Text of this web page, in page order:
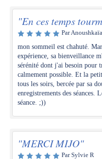
"En ces temps
Par Anoushkaïa
mon sommeil est chahuté.
expérience, sa bienveillance
sérénité dont j'ai besoin pour
calmement possible. Et la
tous les soirs, bercée par sa
enregistrements des séances.
séance. ;))
"MERCI MIJO"
Par Sylvie R